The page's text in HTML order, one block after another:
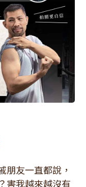
朋友一直都說，
害我越來越沒有